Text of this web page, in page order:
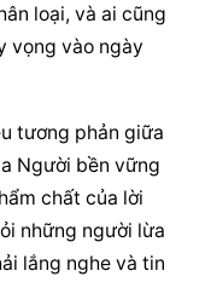
loại, và ai cũng
vọng vào ngày
tương phản giữa
Người bền vững
chất của lời
những người lừa
lắng nghe và tin